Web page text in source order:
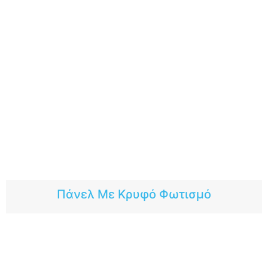
Πάνελ Με Κρυφό Φωτισμό